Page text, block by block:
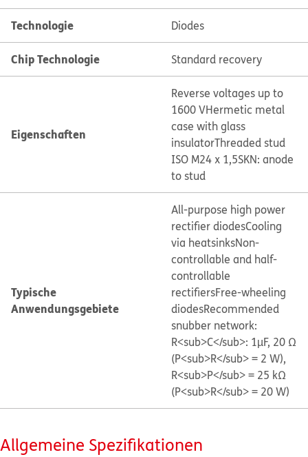
Technologie Diodes
Chip Technologie Standard recovery
Eigenschaften
Reverse voltages up to
1600 VHermetic metal
case with glass
insulatorThreaded stud
ISO M24 x 1,5SKN: anode
to stud
Typische
Anwendungsgebiete
All-purpose high power
rectifier diodesCooling
via heatsinksNon-
controllable and half-
controllable
rectifiersFree-wheeling
diodesRecommended
snubber network:
R<sub>C</sub>: 1µF, 20 Ω
(P<sub>R</sub> = 2 W),
R<sub>P</sub> = 25 kΩ
(P<sub>R</sub> = 20 W)
Allgemeine Spezifikationen